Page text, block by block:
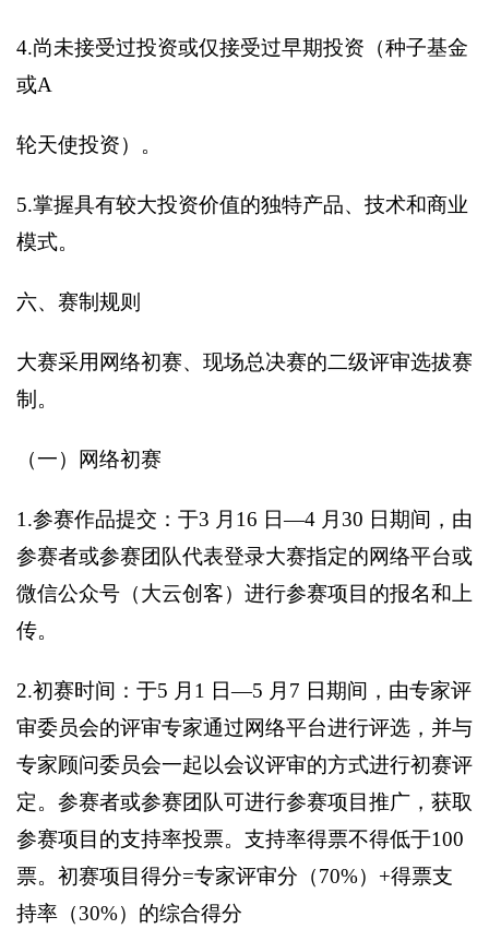
4.尚未接受过投资或仅接受过早期投资（种子基金
或A
轮天使投资）。
5.掌握具有较大投资价值的独特产品、技术和商业
模式。
六、赛制规则
大赛采用网络初赛、现场总决赛的二级评审选拔赛
制。
（一）网络初赛
1.参赛作品提交：于3 月16 日—4 月30 日期间，由
参赛者或参赛团队代表登录大赛指定的网络平台或
微信公众号（大云创客）进行参赛项目的报名和上
传。
2.初赛时间：于5 月1 日—5 月7 日期间，由专家评
审委员会的评审专家通过网络平台进行评选，并与
专家顾问委员会一起以会议评审的方式进行初赛评
定。参赛者或参赛团队可进行参赛项目推广，获取
参赛项目的支持率投票。支持率得票不得低于100
票。初赛项目得分=专家评审分（70%）+得票支
持率（30%）的综合得分